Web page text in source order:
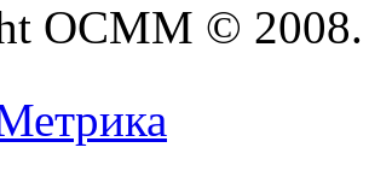
OCMM © 2008.